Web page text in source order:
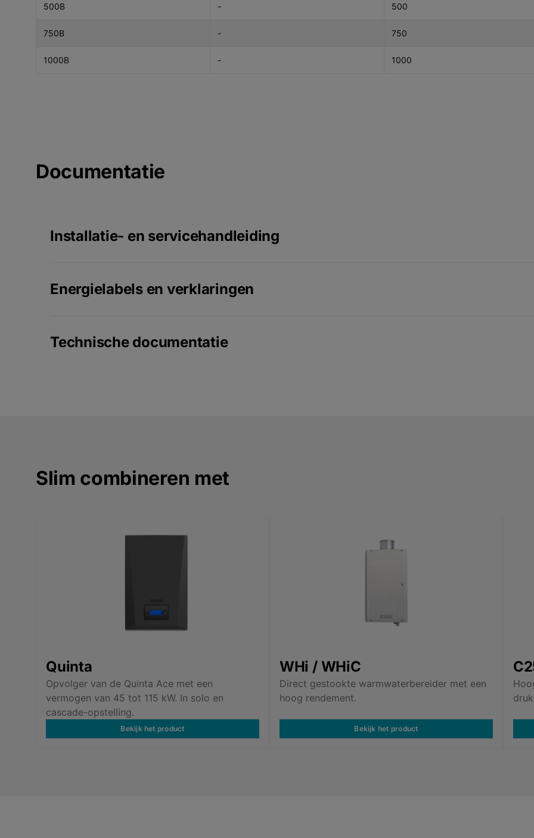
500B - 500
750B - 750
1000B - 1000
Documentatie
Installatie- en servicehandleiding
Energielabels en verklaringen
Technische documentatie
Slim combineren met
Quinta
Opvolger van de Quinta Ace met een
vermogen van 45 tot 115 kW. In solo en
cascade-opstelling.
Bekijk het product
WHi / WHiC
Direct gestookte warmwaterbereider met een
hoog rendement.
Bekijk het product